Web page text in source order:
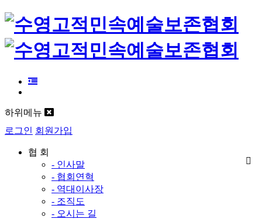
하위메뉴
로그인 회원가입
협 회
- 인사말
- 협회연혁
- 역대이사장
- 조직도
- 오시는 길